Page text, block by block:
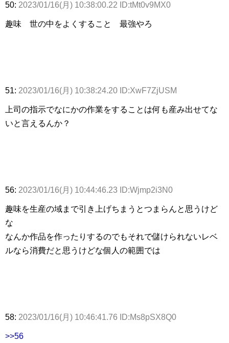
50: 2023/01/16(月) 10:38:00.22 ID:tMt0v9MX0
趣味 世の中をよくすること 最強やろ
51: 2023/01/16(月) 10:38:24.20 ID:XwF7ZjUSM
上司の指示でなにかの作業をすることは何も産み出せてな
いと言えるんか？
56: 2023/01/16(月) 10:44:46.23 ID:Wjmp2i3N0
趣味を生産の域まで引き上げちまうとつまらんと思うけど
な
なんか作品を作ったりするのでもそれで儲けられないレベ
ルなら消費だと思うけどな個人の範囲では
58: 2023/01/16(月) 10:46:41.76 ID:Ms8pSX8Q0
>>56